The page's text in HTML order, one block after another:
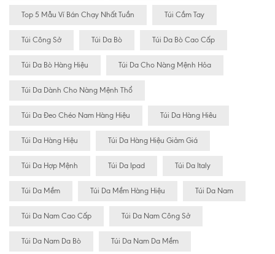
Top 5 Mẫu Ví Bán Chạy Nhất Tuần Túi Cầm Tay
Túi Công Sở Túi Da Bò Túi Da Bò Cao Cấp
Túi Da Bò Hàng Hiệu Túi Da Cho Nàng Mệnh Hỏa
Túi Da Dành Cho Nàng Mệnh Thổ
Túi Da Đeo Chéo Nam Hàng Hiệu Túi Da Hàng Hiêu
Túi Da Hàng Hiệu Túi Da Hàng Hiệu Giảm Giá
Túi Da Hợp Mệnh Túi Da Ipad Túi Da Italy
Túi Da Mềm Túi Da Mềm Hàng Hiệu Túi Da Nam
Túi Da Nam Cao Cấp Túi Da Nam Công Sở
Túi Da Nam Da Bò Túi Da Nam Da Mềm